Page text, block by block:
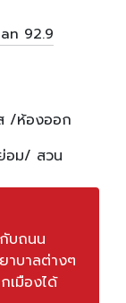
92.9
/ห้องออก
อม/ สวน
บถนน
าบาลต่างๆ
เมืองได้